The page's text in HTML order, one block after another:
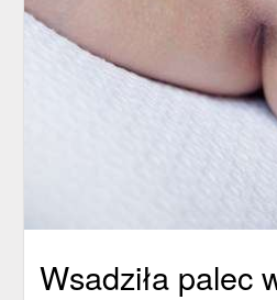
Wsadziła palec